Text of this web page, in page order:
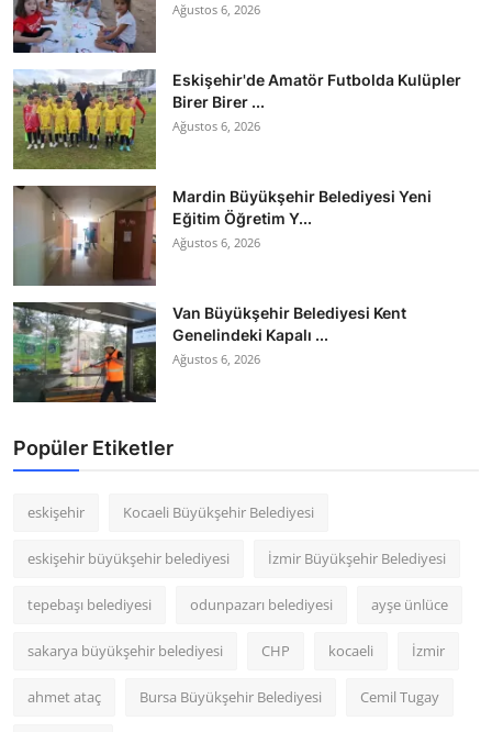
Ağustos 6, 2026
Eskişehir'de Amatör Futbolda Kulüpler
Birer Birer ...
Ağustos 6, 2026
Mardin Büyükşehir Belediyesi Yeni
Eğitim Öğretim Y...
Ağustos 6, 2026
Van Büyükşehir Belediyesi Kent
Genelindeki Kapalı ...
Ağustos 6, 2026
Popüler Etiketler
eskişehir Kocaeli Büyükşehir Belediyesi
eskişehir büyükşehir belediyesi İzmir Büyükşehir Belediyesi
tepebaşı belediyesi odunpazarı belediyesi ayşe ünlüce
sakarya büyükşehir belediyesi CHP kocaeli İzmir
ahmet ataç Bursa Büyükşehir Belediyesi Cemil Tugay